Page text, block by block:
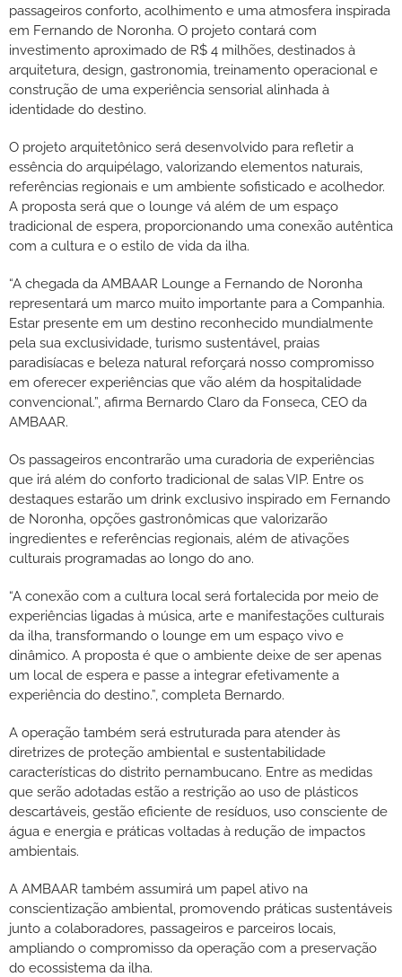
passageiros conforto, acolhimento e uma atmosfera inspirada
em Fernando de Noronha. O projeto contará com
investimento aproximado de R$ 4 milhões, destinados à
arquitetura, design, gastronomia, treinamento operacional e
construção de uma experiência sensorial alinhada à
identidade do destino.
O projeto arquitetônico será desenvolvido para refletir a
essência do arquipélago, valorizando elementos naturais,
referências regionais e um ambiente sofisticado e acolhedor.
A proposta será que o lounge vá além de um espaço
tradicional de espera, proporcionando uma conexão autêntica
com a cultura e o estilo de vida da ilha.
“A chegada da AMBAAR Lounge a Fernando de Noronha
representará um marco muito importante para a Companhia.
Estar presente em um destino reconhecido mundialmente
pela sua exclusividade, turismo sustentável, praias
paradisíacas e beleza natural reforçará nosso compromisso
em oferecer experiências que vão além da hospitalidade
convencional.”, afirma Bernardo Claro da Fonseca, CEO da
AMBAAR.
Os passageiros encontrarão uma curadoria de experiências
que irá além do conforto tradicional de salas VIP. Entre os
destaques estarão um drink exclusivo inspirado em Fernando
de Noronha, opções gastronômicas que valorizarão
ingredientes e referências regionais, além de ativações
culturais programadas ao longo do ano.
“A conexão com a cultura local será fortalecida por meio de
experiências ligadas à música, arte e manifestações culturais
da ilha, transformando o lounge em um espaço vivo e
dinâmico. A proposta é que o ambiente deixe de ser apenas
um local de espera e passe a integrar efetivamente a
experiência do destino.”, completa Bernardo.
A operação também será estruturada para atender às
diretrizes de proteção ambiental e sustentabilidade
características do distrito pernambucano. Entre as medidas
que serão adotadas estão a restrição ao uso de plásticos
descartáveis, gestão eficiente de resíduos, uso consciente de
água e energia e práticas voltadas à redução de impactos
ambientais.
A AMBAAR também assumirá um papel ativo na
conscientização ambiental, promovendo práticas sustentáveis
junto a colaboradores, passageiros e parceiros locais,
ampliando o compromisso da operação com a preservação
do ecossistema da ilha.